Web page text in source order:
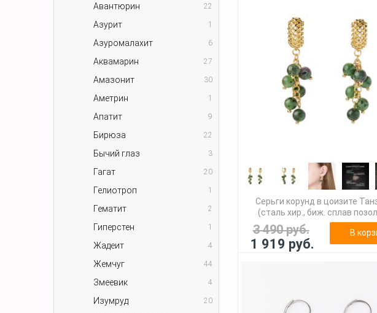
Авантюрин 22
Азурит 1
Азуромалахит 6
Аквамарин 27
Амазонит 30
Аметрин 1
Апатит 9
Бирюза 22
Бычий глаз 3
Гагат 20
Гелиотроп 1
Гематит 2
Гиперстен 1
Жадеит 4
Жемчуг 44
Змеевик 4
Изумруд 20
Серьги корунд в цоизите
(сталь хир., биж. сплав
3 490 руб.
1 919 руб.
В